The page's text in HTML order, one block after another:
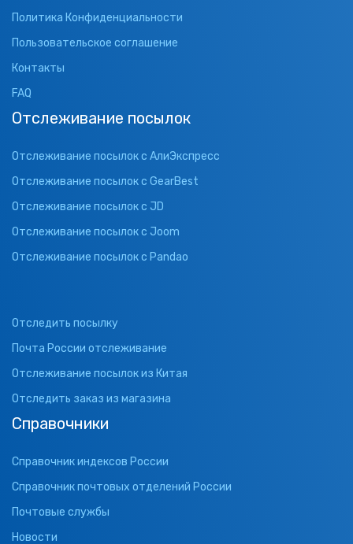
Политика Конфиденциальности
Пользовательское соглашение
Контакты
FAQ
Отслеживание посылок
Отслеживание посылок с АлиЭкспресс
Отслеживание посылок с GearBest
Отслеживание посылок с JD
Отслеживание посылок с Joom
Отслеживание посылок с Pandao
Отследить посылку
Почта России отслеживание
Отслеживание посылок из Китая
Отследить заказ из магазина
Справочники
Справочник индексов России
Справочник почтовых отделений России
Почтовые службы
Новости